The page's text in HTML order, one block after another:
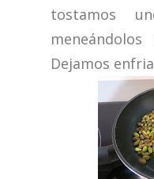
tostamos
Dejamos